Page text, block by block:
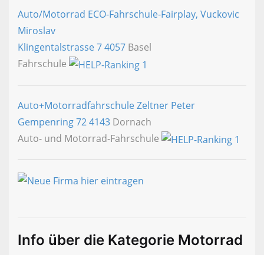
Auto/Motorrad ECO-Fahrschule-Fairplay, Vuckovic
Miroslav
Klingentalstrasse 74057 Basel
Fahrschule
Auto+Motorradfahrschule Zeltner Peter
Gempenring 724143 Dornach
Auto- und Motorrad-Fahrschule
Info über die Kategorie Motorrad